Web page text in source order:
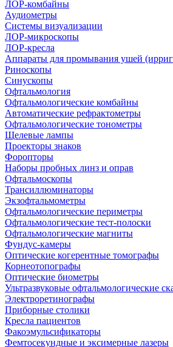
ЛОР-комбайны
Аудиометры
Системы визуализации
ЛОР-микроскопы
ЛОР-кресла
Аппараты для промывания ушей
Риноскопы
Синускопы
Офтальмология
Офтальмологические комбайны
Автоматические рефрактометры
Офтальмологические тонометры
Щелевые лампы
Проекторы знаков
Форопторы
Наборы пробных линз и оправ
Офтальмоскопы
Трансиллюминаторы
Экзофтальмометры
Офтальмологические периметры
Офтальмологические тест-полоски
Офтальмологические магниты
Фундус-камеры
Оптические когерентные томографы
Корнеотопографы
Оптические биометры
Ультразвуковые офтальмологические
Электроретинографы
Приборные столики
Кресла пациентов
Факоэмульсификаторы
Фемтосекундные и эксимерные лазеры